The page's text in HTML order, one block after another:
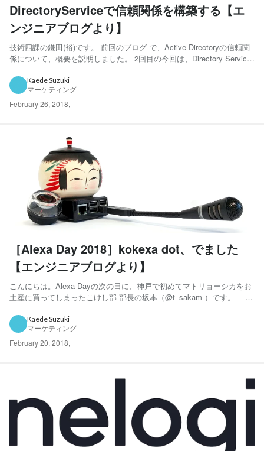
DirectoryServiceで信頼関係を構築する【エ
ンジニアブログより】
技術四課の鎌田(裕)です。 前回のブログ で、Active Directoryの信頼関
係について、概要を説明しました。 2回目の今回は、Directory Service
Directoryの間で信頼関係を確立...
Kaede Suzuki
マーケティング
February 26, 2018,
［Alexa Day 2018］kokexa dot、でました
【エンジニアブログより】
こんにちは。Alexa Dayの次の日に、神戸で初めてマトリョーシカをお
土産に買ってしまったこけし部 部長の坂本（@t_sakam ）です。 先
回はその発表スライド公開のお知らせとセッションの概要案内です。
Alexa Day 201...
Kaede Suzuki
マーケティング
February 20, 2018,